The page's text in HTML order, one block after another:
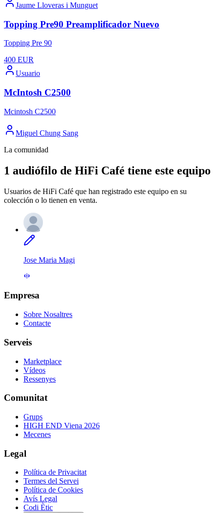
Jaume Lloveras i Munguet
Topping Pre90 Preamplificador Nuevo
Topping Pre 90
400 EUR
Usuario
McIntosh C2500
Mcintosh C2500
Miguel Chung Sang
La comunidad
1 audiófilo de HiFi Café tiene este equipo
Usuarios de HiFi Café que han registrado este equipo en su
colección o lo tienen en venta.
Jose Maria Magi
Empresa
Sobre Nosaltres
Contacte
Serveis
Marketplace
Vídeos
Ressenyes
Comunitat
Grups
HIGH END Viena 2026
Mecenes
Legal
Política de Privacitat
Termes del Servei
Política de Cookies
Avís Legal
Codi Ètic